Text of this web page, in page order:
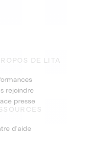
DE LITA
rejoindre
presse
d'aide